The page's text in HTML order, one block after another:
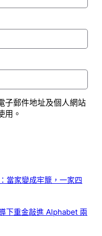
子郵件地址及個人網站
用。
當家變成牢籠，一家四
下重金敲進 Alphabet 兩